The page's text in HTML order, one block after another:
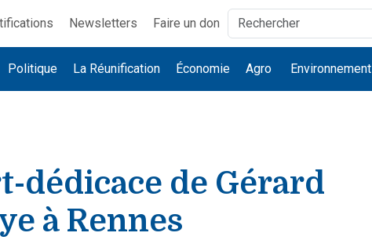
Newsletters Faire un don
Politique La Réunification Économie Agro Environnement
dédicace de Gérard
à Rennes